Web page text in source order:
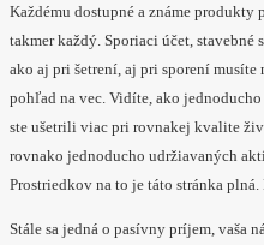
Každému dostupné a známe produkty
takmer každý. Sporiaci účet, stavebné
ako aj pri šetrení, aj pri sporení
pohľad na vec. Vidíte, ako
ste ušetrili viac pri rovnakej kvalite
rovnako jednoducho udržiavaných
Prostriedkov na to je táto stránka plná.
Stále sa jedná o pasívny príjem, vaša